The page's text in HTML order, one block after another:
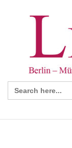
Search
for: